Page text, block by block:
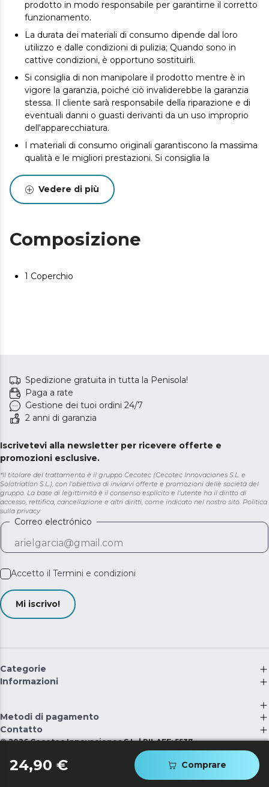
24,90 € Comprare
prodotto in modo responsabile per garantirne il corretto
funzionamento.
La durata dei materiali di consumo dipende dal loro
utilizzo e dalle condizioni di pulizia; Quando sono in
cattive condizioni, è opportuno sostituirli.
Si consiglia di non manipolare il prodotto mentre è in
vigore la garanzia, poiché ciò invaliderebbe la garanzia
stessa. Il cliente sarà responsabile della riparazione e di
eventuali danni o guasti derivanti da un uso improprio
dell'apparecchiatura.
I materiali di consumo originali garantiscono la massima
qualità e le migliori prestazioni. Si consiglia la
Vedere di più
Composizione
1 Coperchio
Spedizione gratuita in tutta la Penisola!
Paga a rate
Gestione dei tuoi ordini 24/7
2 anni di garanzia
Iscrivetevi alla newsletter per ricevere offerte e
promozioni esclusive.
*Il titolare del trattamento è il gruppo Cecotec (Cecotec Innovaciones S.L. e
Solotriatlon S.L.), con l'obiettivo di inviarvi offerte e promozioni delle società del
gruppo. La base di legittimità è il consenso esplicito e l'utente ha il diritto di
accesso, rettifica, cancellazione e altri diritti, come indicato nel nostro sito. Politica
sulla privacy
Correo electrónico
Accetto il Termini e condizioni
Mi iscrivo!
Categorie
Informazioni
Metodi di pagamento
Contatto
©2026 Cecotec Innovaciones S.L. | RII-AEE: 5537